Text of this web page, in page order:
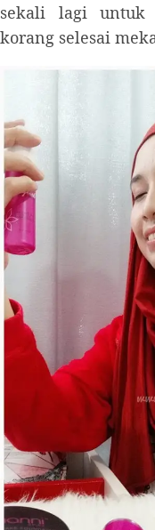
sekali lagi untuk
korang selesai